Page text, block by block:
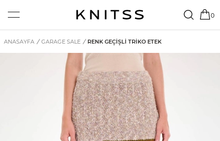
0
ANASAYFA / GARAGE SALE / RENK GEÇIŞLI TRIKO ETEK